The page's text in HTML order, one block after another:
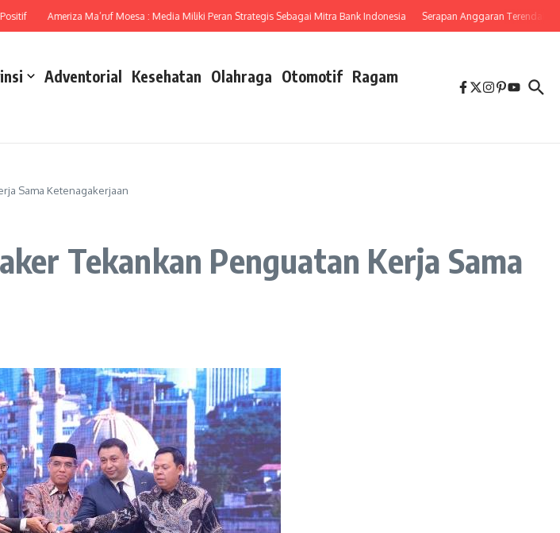
Ameriza Ma’ruf Moesa : Media Miliki Peran Strategis Sebagai Mitra Bank Indonesia Serapan Anggaran Terendah,
Adventorial Kesehatan Olahraga Otomotif Ragam
Sama Ketenagakerjaan
Tekankan Penguatan Kerja Sama